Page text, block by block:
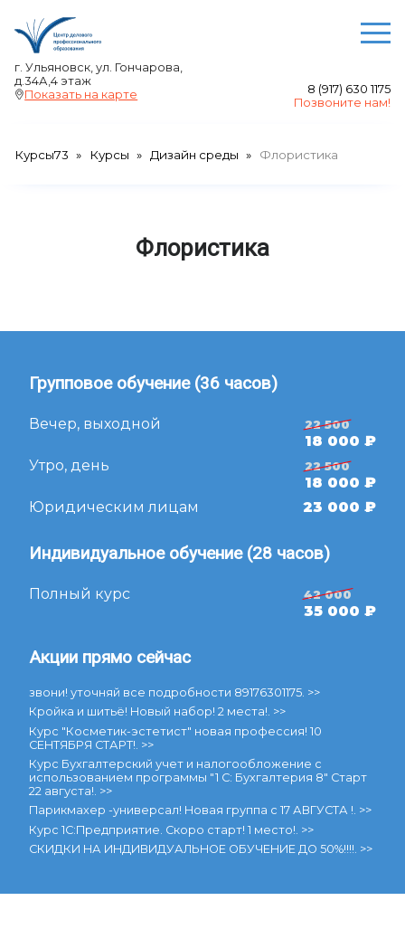
О ЦЕНТРЕ
Преподаватели
Выдаваемые документы
Менеджмент
компетенции
Академия красоты и здоровья
Хобби курсы
Иностранные языки
Цены
Расписание
О курсах (63)
О центре (47)
О навыках (41)
Бухгалтерия и 1С (18)
Все разделы (4)
Контакты
8 (917) 630 1175
г. Ульяновск, ул. Гончарова,
д.34А,4 этаж
Показать на карте
8 (917) 630 1175
Позвоните нам!
Курсы73 Курсы Дизайн среды Флористика
Флористика
Групповое обучение (36 часов)
Вечер, выходной 22 500
18 000 ₽
Утро, день
22 500
18 000 ₽
Юридическим лицам
23 000 ₽
Индивидуальное обучение (28 часов)
Полный курс 42 000
35 000 ₽
Акции прямо сейчас
звони! уточняй все подробности 89176301175. >>
Кройка и шитьё! Новый набор! 2 места!. >>
Курс "Косметик-эстетист" новая профессия! 10
СЕНТЯБРЯ СТАРТ!. >>
Курс Бухгалтерский учет и налогообложение с
использованием программы "1 С: Бухгалтерия 8" Старт
22 августа!. >>
Парикмахер -универсал! Новая группа с 17 АВГУСТА !. >>
Курс 1С:Предприятие. Скоро старт! 1 место!. >>
СКИДКИ НА ИНДИВИДУАЛЬНОЕ ОБУЧЕНИЕ ДО 50%!!!!. >>